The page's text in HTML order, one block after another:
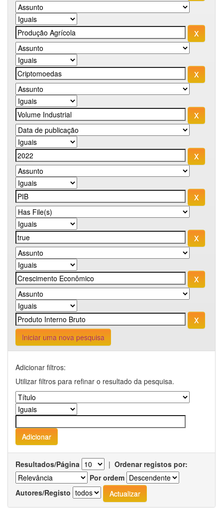
Iniciar uma nova pesquisa
Adicionar filtros:
Utilizar filtros para refinar o resultado da pesquisa.
Resultados/Página | Ordenar registos por:
Por ordem
Autores/Registo